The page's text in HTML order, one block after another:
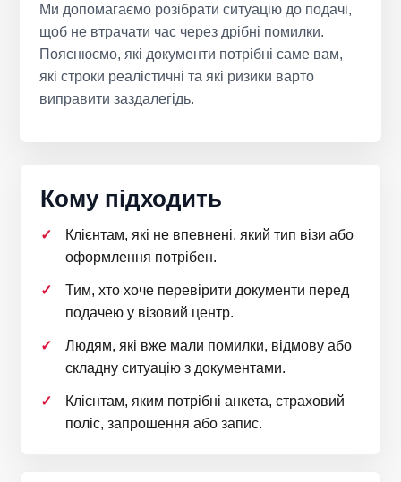
Ми допомагаємо розібрати ситуацію до подачі,
щоб не втрачати час через дрібні помилки.
Пояснюємо, які документи потрібні саме вам,
які строки реалістичні та які ризики варто
виправити заздалегідь.
Кому підходить
Клієнтам, які не впевнені, який тип візи або
оформлення потрібен.
Тим, хто хоче перевірити документи перед
подачею у візовий центр.
Людям, які вже мали помилки, відмову або
складну ситуацію з документами.
Клієнтам, яким потрібні анкета, страховий
поліс, запрошення або запис.